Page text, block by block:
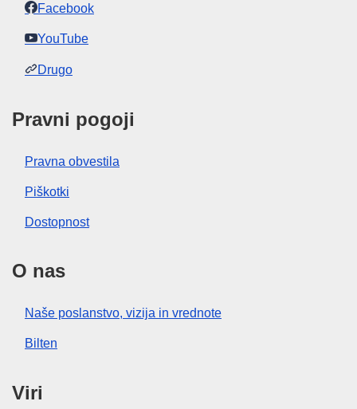
Facebook
YouTube
Drugo
Pravni pogoji
Pravna obvestila
Piškotki
Dostopnost
O nas
Naše poslanstvo, vizija in vrednote
Bilten
Viri